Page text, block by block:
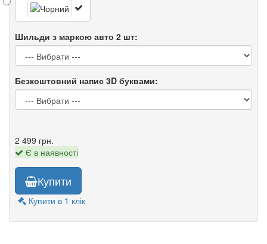
Шильди з маркою авто 2 шт:
Безкоштовний напис 3D буквами:
2 499 грн.
Є в наявності
Купити
Купити в 1 клік